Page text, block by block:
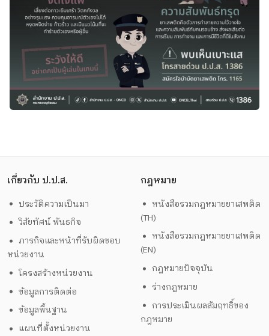
เกี่ยวกับ ป.ป.ส.
ประวัติความเป็นมา
วิสัยทัศน์ พันธกิจ
ภารกิจและหน้าที่รับผิดชอบ
หน่วยงาน
โครงสร้างหน่วยงาน
ข้อมูลการติดต่อ
ข้อมูลพื้นฐาน
แผนที่ตั้งหน่วยงาน
กฎหมาย
หนังสือรวมกฎหมายยาเสพติด
(TH)
หนังสือรวมกฎหมายยาเสพติด
(EN)
กฎหมายปัจจุบัน
ร่างกฎหมาย
การประเมินผลสัมฤทธิ์ของ
กฎหมาย